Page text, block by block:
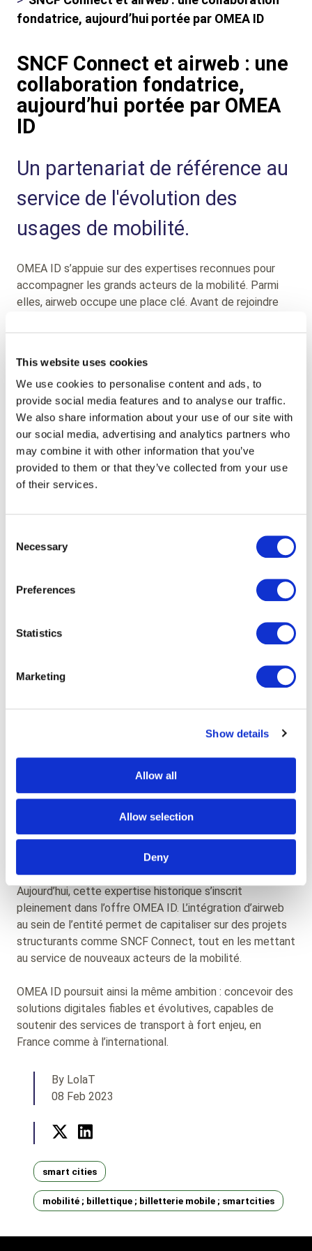
This website uses cookies
We use cookies to personalise content and ads, to
provide social media features and to analyse our traffic.
We also share information about your use of our site with
our social media, advertising and analytics partners who
may combine it with other information that you’ve
provided to them or that they’ve collected from your use
of their services.
Selection
Necessary
Preferences
Statistics
Marketing
Show details
Allow all
Allow selection
Deny
By LolaT
08 Feb 2023
Tags
smart cities
mobilité ; billettique ; billetterie mobile ; smartcities
d'ariane
fondatrice, aujourd’hui portée par OMEA ID
SNCF Connect et airweb : une
collaboration fondatrice,
aujourd’hui portée par OMEA
ID
Sub
Heading
Un partenariat de référence au
service de l'évolution des
usages de mobilité.
OMEA ID s’appuie sur des expertises reconnues pour
accompagner les grands acteurs de la mobilité. Parmi
elles, airweb occupe une place clé. Avant de rejoindre
partenaire digital stratégique.
À l’époque, SNCF Connect recherchait un acteur capable
de concevoir et d’exploiter une plateforme numérique à
très grande échelle. airweb a su répondre à ces enjeux
en apportant son savoir-faire en conception de services
digitaux, performance applicative et expérience
utilisateur.
Une expertise historique au
d’un dispositif robuste, pensé pour un usage quotidien
par des millions de voyageurs. L’approche reposait sur
capacité à évoluer dans le temps.
tous les publics,
garantir la stabilité des services sur des volumes
La continuité de l’expertise au
sein d’OMEA ID
Aujourd’hui, cette expertise historique s’inscrit
pleinement dans l’offre OMEA ID. L’intégration d’airweb
au sein de l’entité permet de capitaliser sur des projets
structurants comme SNCF Connect, tout en les mettant
au service de nouveaux acteurs de la mobilité.
OMEA ID poursuit ainsi la même ambition : concevoir des
solutions digitales fiables et évolutives, capables de
soutenir des services de transport à fort enjeu, en
France comme à l’international.